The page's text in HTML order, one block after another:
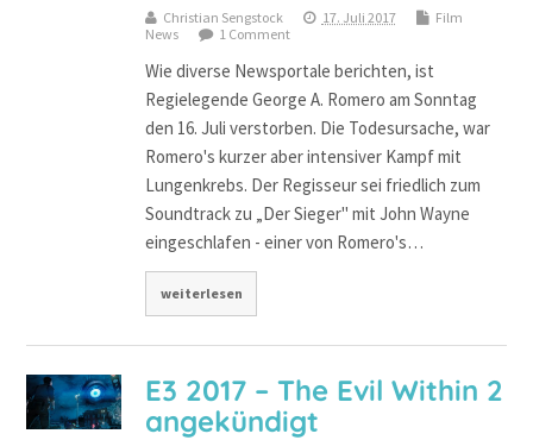
Christian Sengstock 17. Juli 2017
Film
News
1 Comment
Wie diverse Newsportale berichten, ist
Regielegende George A. Romero am Sonntag
den 16. Juli verstorben. Die Todesursache, war
Romero's kurzer aber intensiver Kampf mit
Lungenkrebs. Der Regisseur sei friedlich zum
Soundtrack zu „Der Sieger" mit John Wayne
eingeschlafen - einer von Romero's…
weiterlesen
E3 2017 – The Evil Within 2
angekündigt